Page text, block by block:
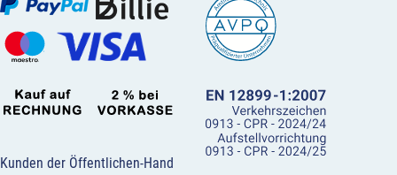
Kunden der Öffentlichen-Hand